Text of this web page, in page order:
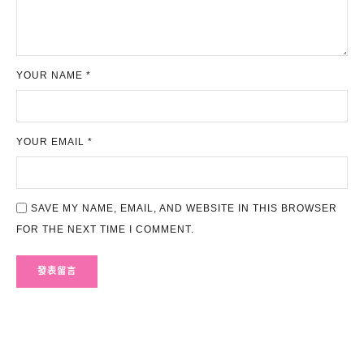
YOUR NAME *
YOUR EMAIL *
SAVE MY NAME, EMAIL, AND WEBSITE IN THIS BROWSER
FOR THE NEXT TIME I COMMENT.